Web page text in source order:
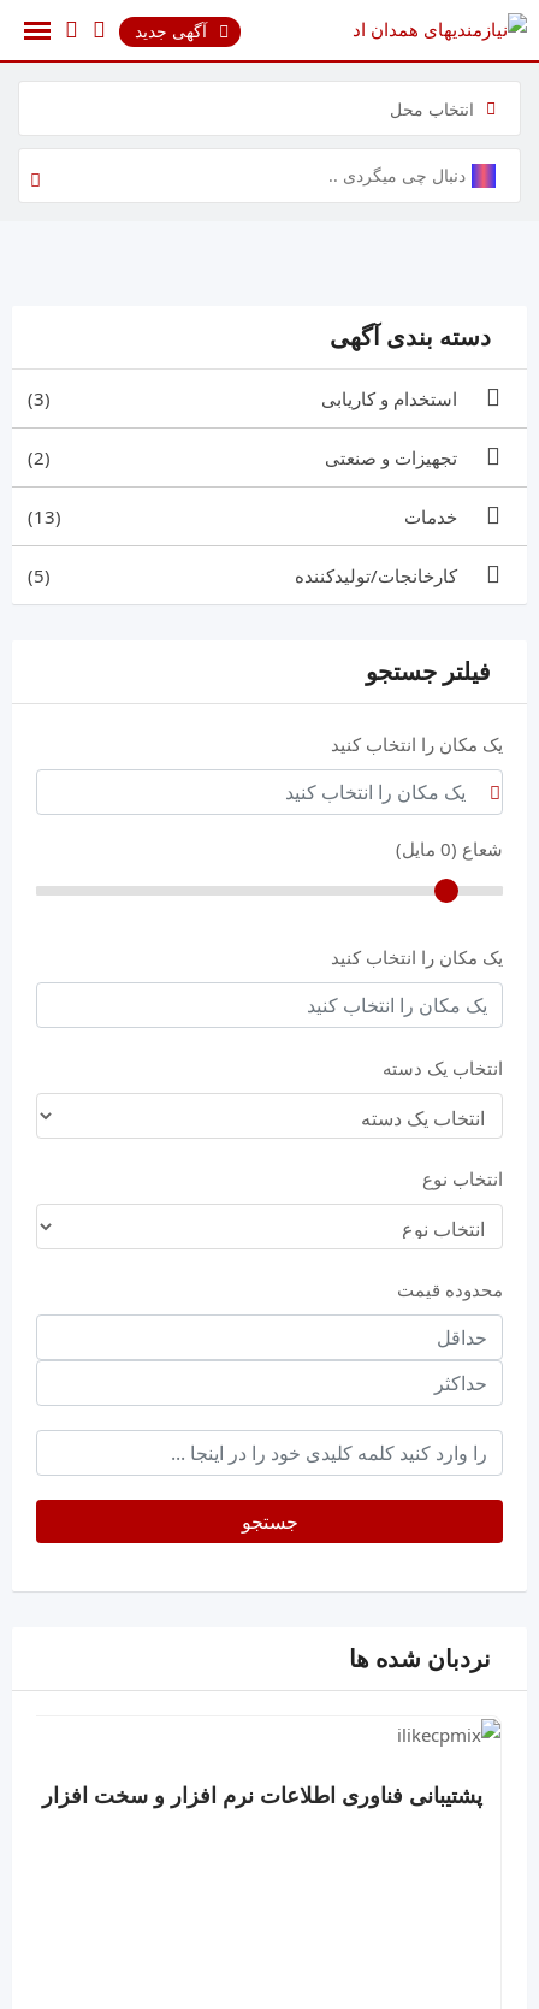
پرش
محتوا
آگهی جدید
انتخاب محل
دسته بندی آگهی
استخدام و کاریابی (3)
تجهیزات و صنعتی (2)
خدمات (13)
کارخانجات/تولیدکننده (5)
فیلتر جستجو
یک مکان را انتخاب کنید
شعاع (0 مایل)
یک مکان را انتخاب کنید
انتخاب یک دسته
انتخاب نوع
محدوده قیمت
حداقل
قیمت
حداکثر
keyword
جستجو
نردبان شده ها
پشتیبانی فناوری اطلاعات نرم افزار و سخت افزار